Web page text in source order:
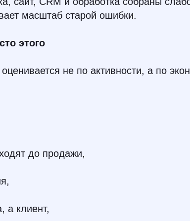
масштаб старой ошибки.
этого
не по активности, а по
до продажи,
а клиент,